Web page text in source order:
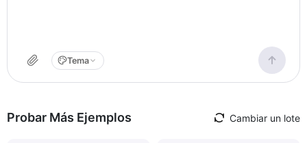
Tema
Probar Más Ejemplos Cambiar un lote